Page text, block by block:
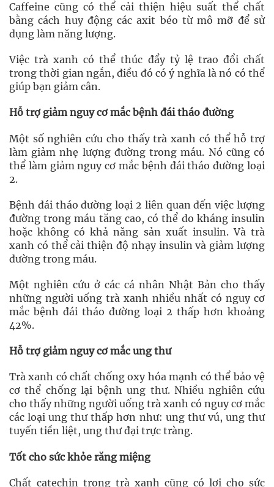
Caffeine cũng có thể cải thiện hiệu suất thể chất
bằng cách huy động các axit béo từ mô mỡ để sử
dụng làm năng lượng.
Việc trà xanh có thể thúc đẩy tỷ lệ trao đổi chất
trong thời gian ngắn, điều đó có ý nghĩa là nó có thể
giúp bạn giảm cân.
Hỗ trợ giảm nguy cơ mắc bệnh đái tháo đường
Một số nghiên cứu cho thấy trà xanh có thể hỗ trợ
làm giảm nhẹ lượng đường trong máu. Nó cũng có
thể làm giảm nguy cơ mắc bệnh đái tháo đường loại
2.
Bệnh đái tháo đường loại 2 liên quan đến việc lượng
đường trong máu tăng cao, có thể do kháng insulin
hoặc không có khả năng sản xuất insulin. Và trà
xanh có thể cải thiện độ nhạy insulin và giảm lượng
đường trong máu.
Một nghiên cứu ở các cá nhân Nhật Bản cho thấy
những người uống trà xanh nhiều nhất có nguy cơ
mắc bệnh đái tháo đường loại 2 thấp hơn khoảng
42%.
Hỗ trợ giảm nguy cơ mắc ung thư
Trà xanh có chất chống oxy hóa mạnh có thể bảo vệ
cơ thể chống lại bệnh ung thư. Nhiều nghiên cứu
cho thấy những người uống trà xanh có nguy cơ mắc
các loại ung thư thấp hơn như: ung thư vú, ung thư
tuyến tiền liệt, ung thư đại trực tràng.
Tốt cho sức khỏe răng miệng
Chất catechin trong trà xanh cũng có lợi cho sức